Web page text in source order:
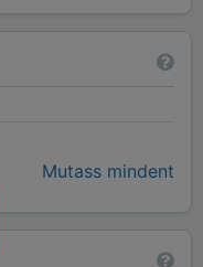
Mutass mindent